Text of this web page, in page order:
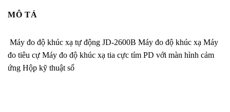
MÔ TẢ
Máy đo độ khúc xạ tự động JD-2600B Máy đo độ khúc xạ Máy
đo tiêu cự Máy đo độ khúc xạ tia cực tím PD với màn hình cảm
ứng Hộp kỹ thuật số